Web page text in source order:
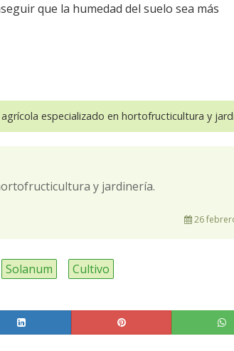
que la humedad del suelo sea más
especializado en hortofructicultura y
y jardinería.
26
Solanum Cultivo